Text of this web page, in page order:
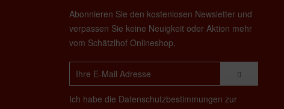
Abonnieren Sie den kostenlosen Newsletter und
verpassen Sie keine Neuigkeit oder Aktion mehr
vom Schätzlhof Onlineshop.
Ich habe die Datenschutzbestimmungen zur